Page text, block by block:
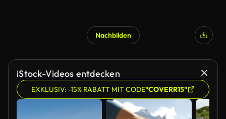
Nachbilden
iStock-Videos entdecken
EXKLUSIV: -15% RABATT MIT CODE"COVERR15"